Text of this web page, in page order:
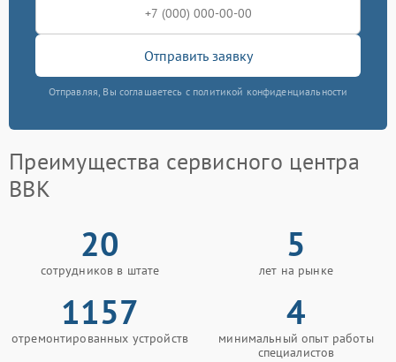
Отправить заявку
Отправляя, Вы соглашаетесь с политикой конфиденциальности
Преимущества сервисного центра
BBK
20
сотрудников в штате
5
лет на рынке
1157
отремонтированных устройств
4
минимальный опыт работы
специалистов